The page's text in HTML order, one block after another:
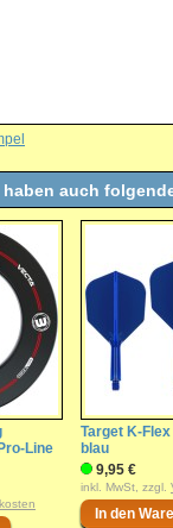
auch
Line
Target K-
blau
9,95 €
inkl. MwSt, zzgl.